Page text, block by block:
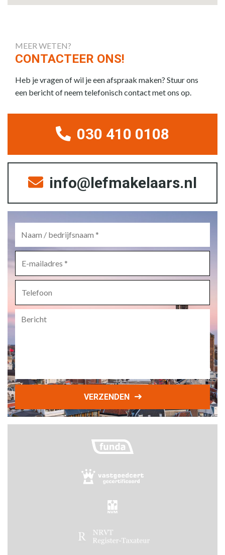
MEER WETEN?
CONTACTEER ONS!
Heb je vragen of wil je een afspraak maken? Stuur ons
een bericht of neem telefonisch contact met ons op.
030 410 0108
info@lefmakelaars.nl
mailadres *
VERZENDEN